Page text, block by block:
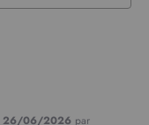
26/06/2026 par